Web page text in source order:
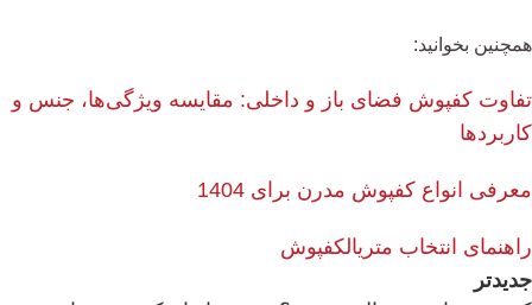
همچنین بخوانید:
تفاوت کفپوش فضای باز و داخلی: مقایسه ویژگی‌ها، جنس و
کاربردها
معرفی انواع کفپوش مدرن برای 1404
راهنمای انتخاب متریالکفپوش
جدیدتر